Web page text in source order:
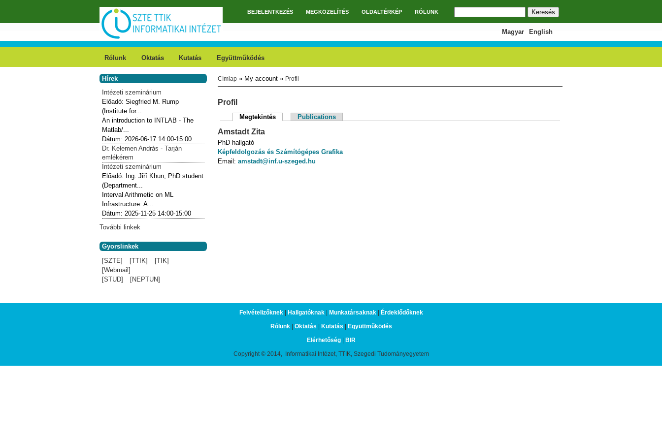
FőmenüBEJELENTKEZÉS MEGKÖZELÍTÉS OLDALTÉRKÉP RÓLUNK Keresés űrlap
English
Magyar
Rólunk Oktatás Kutatás Együttműködés
Jelenlegi hely
Címlap » My account » Profil
Profil
Elsődleges fülek
Megtekintés (aktív fül)Publications
Amstadt Zita
PhD hallgató
Képfeldolgozás és Számítógépes Grafika
Email: amstadt@inf.u-szeged.hu
Hírek
Intézeti szeminárium
Előadó:Siegfried M. Rump
(Institute for...
An introduction to INTLAB - The
Matlab/...
Dátum: 2026-06-17 14:00-15:00
Dr. Kelemen András - Tarján
emlékérem
Intézeti szeminárium
Előadó: Ing. Jiří Khun, PhD student
(Department...
Interval Arithmetic on ML
Infrastructure: A...
Dátum: 2025-11-25 14:00-15:00
További linkek
Gyorslinkek
[SZTE]
[TTIK]
[TIK]
[Webmail]
[STUD]
[NEPTUN]
Felvételizőknek| Hallgatóknak| Munkatársaknak| Érdeklődőknek
Rólunk| Oktatás | Kutatás | Együttműködés
Elérhetőség| BIR
Copyright © 2014, Informatikai Intézet, TTIK, Szegedi Tudományegyetem